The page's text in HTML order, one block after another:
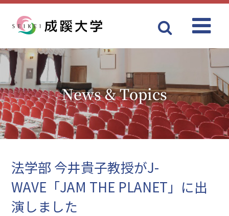
News & Topics
法学部 今井貴子教授がJ-
WAVE「JAM THE PLANET」に出
演しました